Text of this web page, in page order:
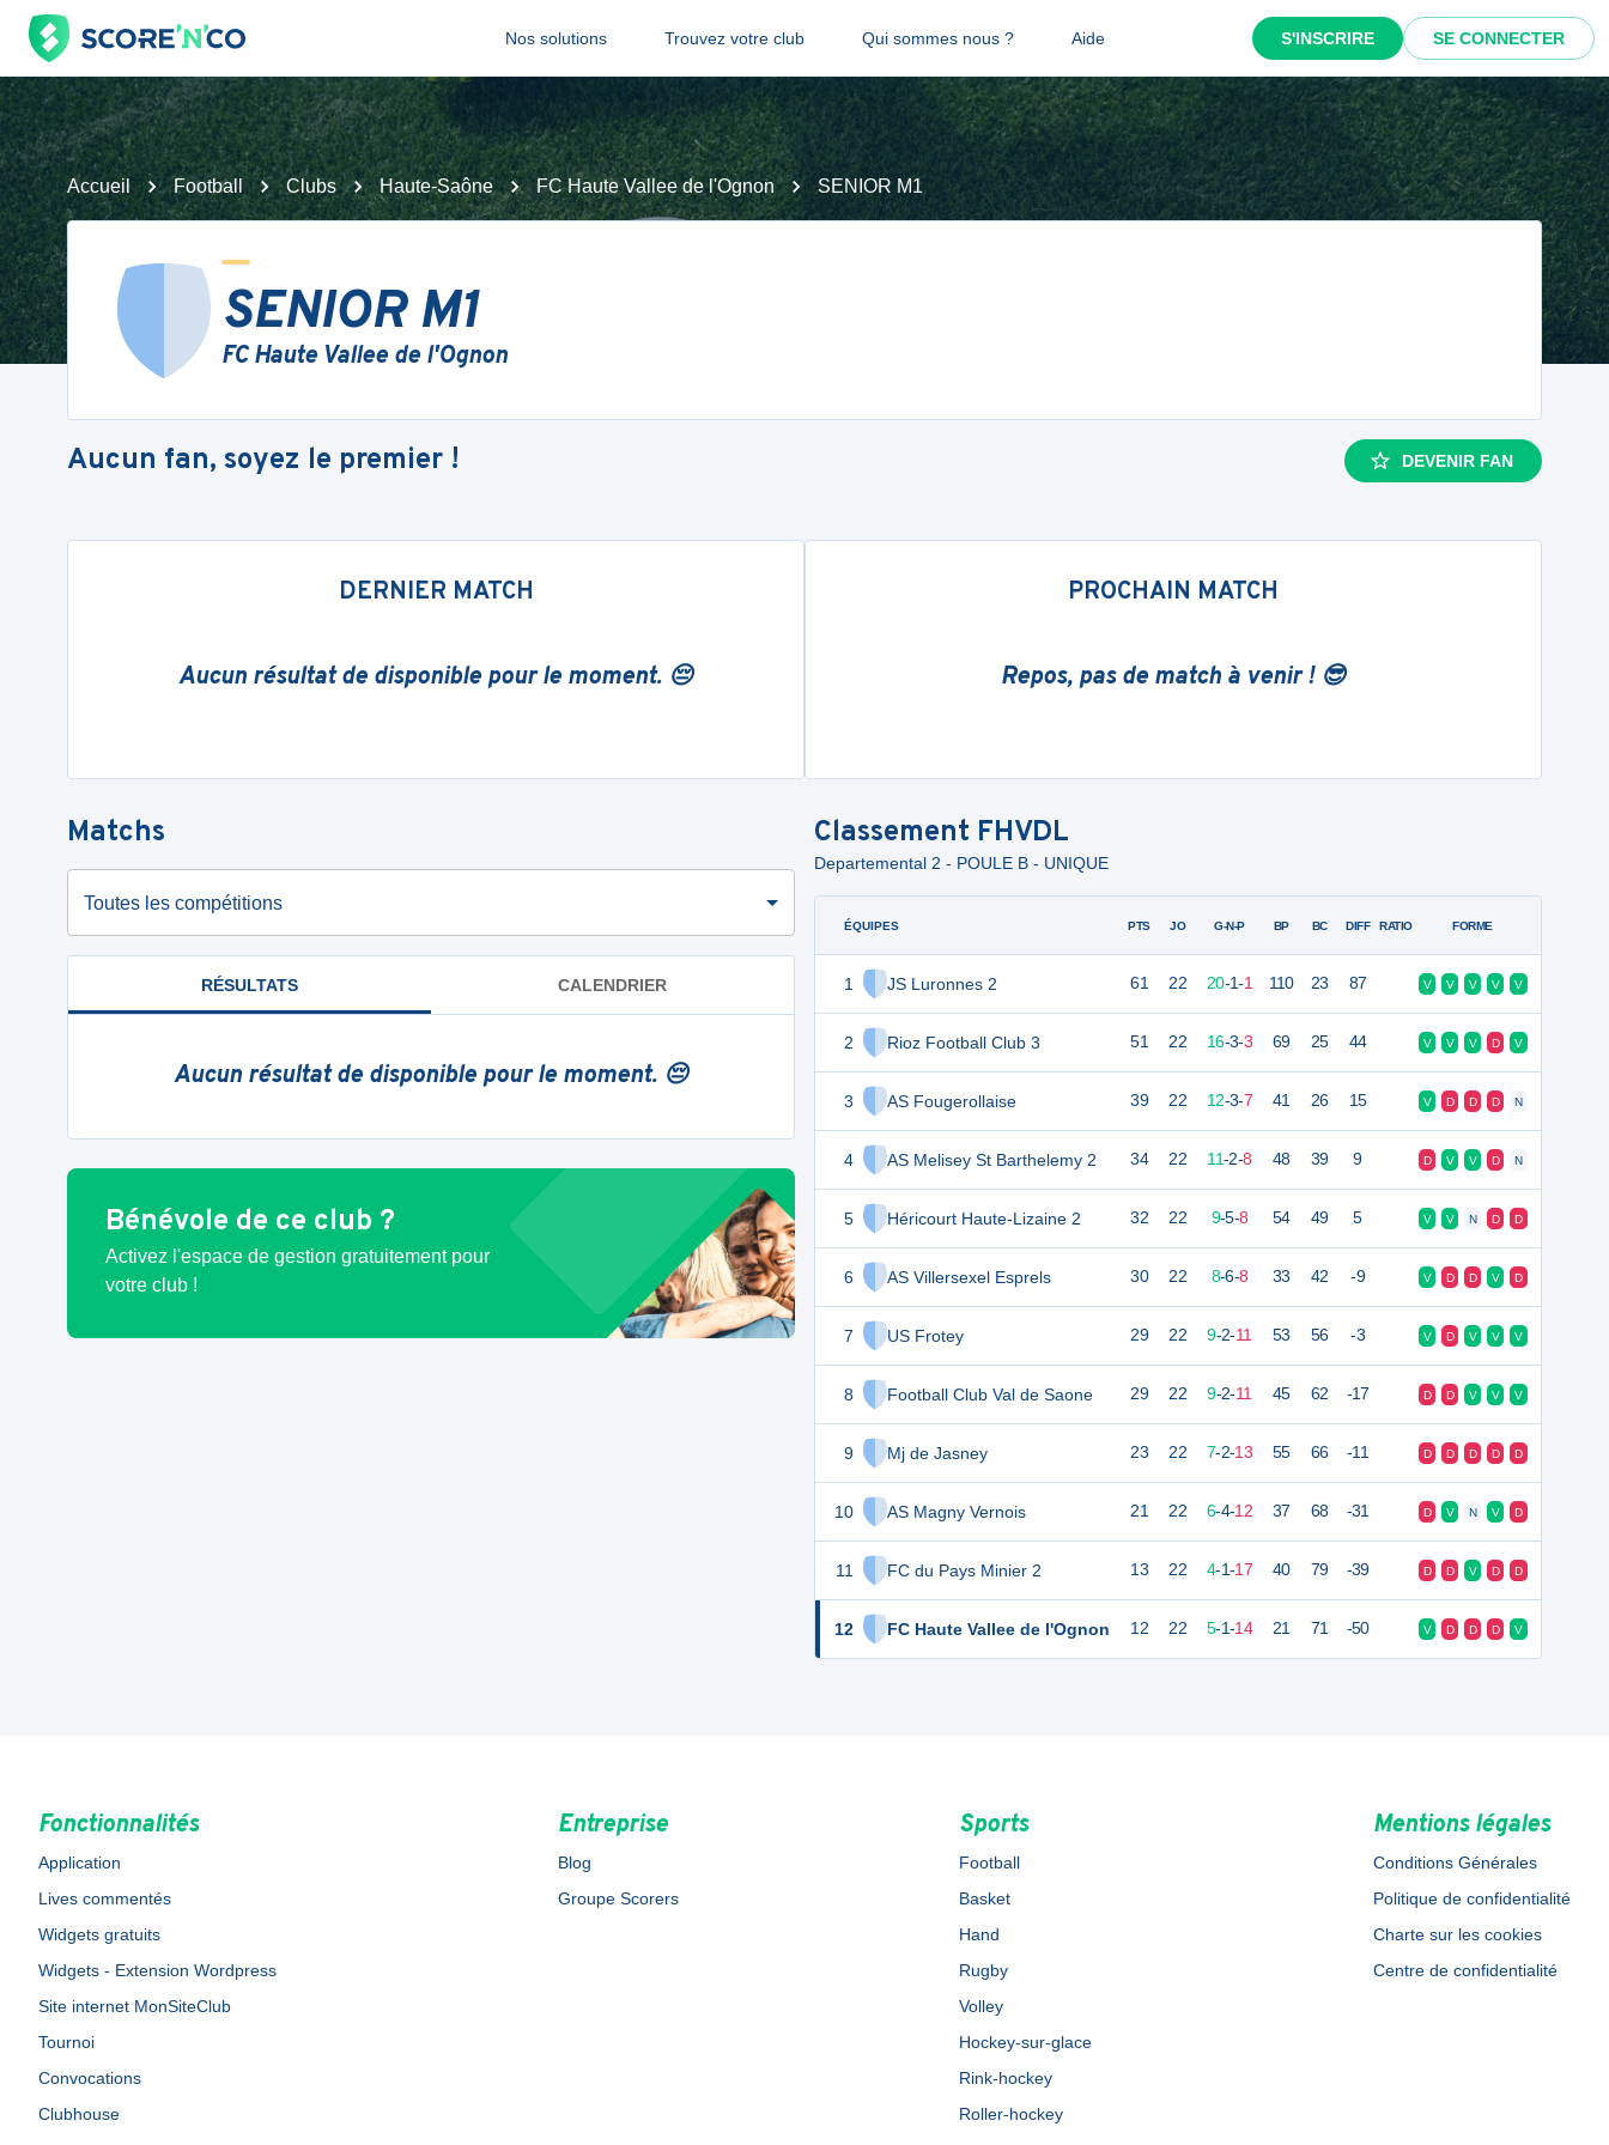
Nos solutions Trouvez votre club Qui sommes nous ? Aide S'INSCRIRE SE CONNECTER
Accueil Football Clubs Haute-Saône FC Haute Vallee de l'Ognon SENIOR M1
SENIOR M1
FC Haute Vallee de l'Ognon
Aucun fan, soyez le premier ! DEVENIR FAN
DERNIER MATCH
Aucun résultat de disponible pour le moment. 😔
PROCHAIN MATCH
Repos, pas de match à venir ! 😎
Matchs
Toutes les compétitions
RÉSULTATS CALENDRIER
Aucun résultat de disponible pour le moment. 😔
Bénévole de ce club ?
Activez l'espace de gestion gratuitement pour
votre club !
Classement FHVDL
Departemental 2 - POULE B - UNIQUE
ÉQUIPES
1 JS Luronnes 2
2 Rioz Football Club 3
3 AS Fougerollaise
4 AS Melisey St Barthelemy 2
5 Héricourt Haute-Lizaine 2
6 AS Villersexel Esprels
7 US Frotey
8 Football Club Val de Saone
9 Mj de Jasney
10 AS Magny Vernois
11 FC du Pays Minier 2
12 FC Haute Vallee de l'Ognon
PTS JO G-N-P BP BC DIFF RATIO FORME
61 22 20-1-1 110 23 87 V V V V V
51 22 16-3-3 69 25 44 V V V D V
39 22 12-3-7 41 26 15 V D D D N
34 22 11-2-8 48 39 9 D V V D N
32 22 9-5-8 54 49 5 V V N D D
30 22 8-6-8 33 42 -9 V D D V D
29 22 9-2-11 53 56 -3 V D V V V
29 22 9-2-11 45 62 -17 D D V V V
23 22 7-2-13 55 66 -11 D D D D D
21 22 6-4-12 37 68 -31 D V N V D
13 22 4-1-17 40 79 -39 D D V D D
12 22 5-1-14 21 71 -50 V D D D V
Fonctionnalités
Application
Lives commentés
Widgets gratuits
Widgets - Extension Wordpress
Site internet MonSiteClub
Tournoi
Convocations
Clubhouse
Entreprise
Blog
Groupe Scorers
Sports
Football
Basket
Hand
Rugby
Volley
Hockey-sur-glace
Rink-hockey
Roller-hockey
Mentions légales
Conditions Générales
Politique de confidentialité
Charte sur les cookies
Centre de confidentialité